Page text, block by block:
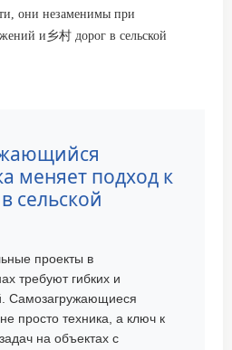
они незаменимы при
и乡村 дорог в сельской
меняет подход к
сельской
проекты в
требуют гибких и
Самозагружающиеся
просто техника, а ключ к
на объектах с